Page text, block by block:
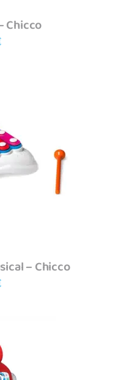
Chicco
– Chicco